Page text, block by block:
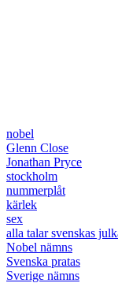
nobel
Glenn Close
Jonathan Pryce
stockholm
nummerplåt
kärlek
sex
alla talar svenskas
Nobel nämns
Svenska pratas
Sverige nämns